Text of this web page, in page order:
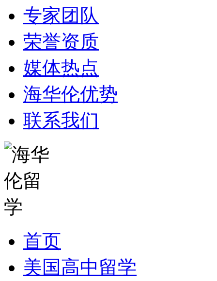
专家团队
荣誉资质
媒体热点
海华伦优势
联系我们
首页
美国高中留学